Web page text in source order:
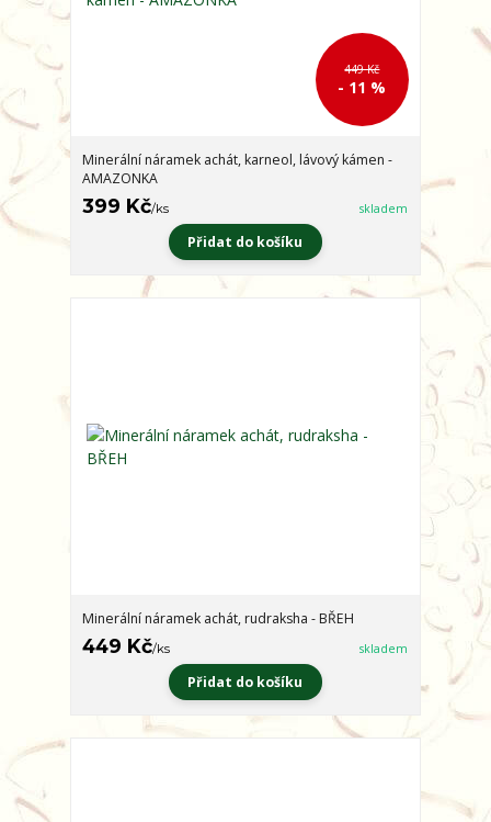
449 Kč
- 11 %
Minerální náramek achát, karneol, lávový kámen -
AMAZONKA
399 Kč/ks skladem
Přidat do košíku
Minerální náramek achát, rudraksha - BŘEH
449 Kč/ks skladem
Přidat do košíku